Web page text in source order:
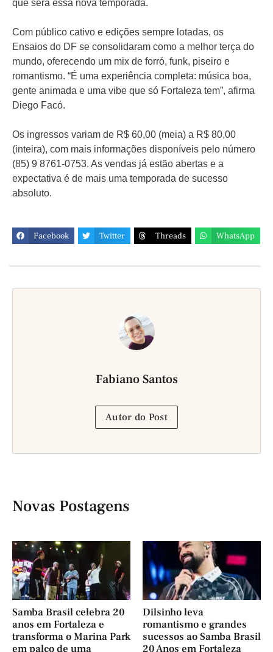
que será essa nova temporada.
Com público cativo e edições sempre lotadas, os
Ensaios do DF se consolidaram como a melhor terça do
mundo, oferecendo um mix de forró, funk, piseiro e
romantismo. “É uma experiência completa: música boa,
gente animada e uma vibe que só Fortaleza tem”, afirma
Diego Facó.
Os ingressos variam de R$ 60,00 (meia) a R$ 80,00
(inteira), com mais informações disponíveis pelo número
(85) 9 8761-0753. As vendas já estão abertas e a
expectativa é de mais uma temporada de sucesso
absoluto.
Facebook Twitter Threads WhatsApp
Fabiano Santos
Autor do Post
Novas Postagens
Samba Brasil celebra 20
anos em Fortaleza e
transforma o Marina Park
em palco de uma
Dilsinho leva
romantismo e grandes
sucessos ao Samba Brasil
20 Anos em Fortaleza